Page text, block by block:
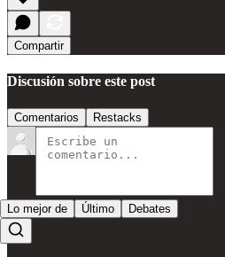
Compartir
Discusión sobre este post
Comentarios Restacks
Lo mejor de Último Debates